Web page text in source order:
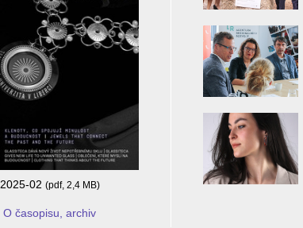
2025-02 (pdf, 2,4 MB)
O časopisu, archiv